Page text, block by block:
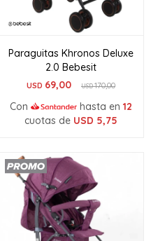
Paraguitas Khronos Deluxe
2.0 Bebesit
USD 69,00 USD170,00
Con hasta en 12
cuotas de USD 5,75